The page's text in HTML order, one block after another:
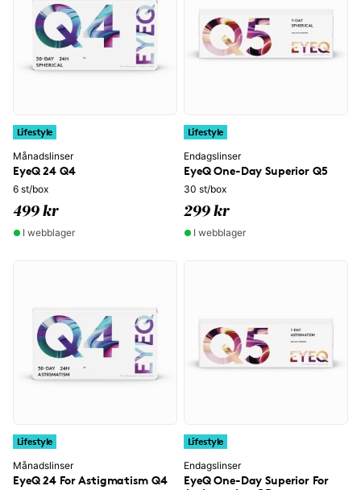
Lifestyle
Månadslinser
EyeQ 24 Q4
6 st/box
499 kr
I webblager
Lifestyle
Endagslinser
EyeQ One-Day Superior Q5
30 st/box
299 kr
I webblager
Lifestyle
Månadslinser
EyeQ 24 For Astigmatism Q4
Lifestyle
Endagslinser
EyeQ One-Day Superior For